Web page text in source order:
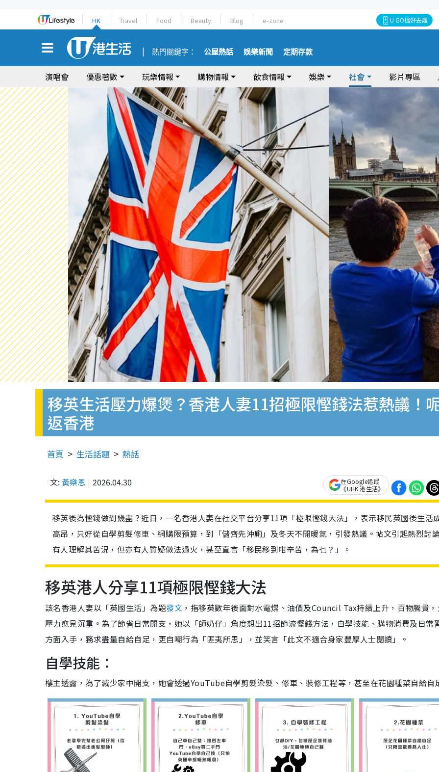
HK Travel Food Beauty Blog e-zone U GO搵好去處
熱門關鍵字： 公屋熱話 娛樂新聞 定期存款
演唱會 優惠著數 玩樂情報 購物情報 飲食情報 娛樂 社會 影片專區
移英生活壓力爆煲？香港人妻11招極限慳錢法惹熱議！
返香港
首頁 生活話題 熱話
文: 黃樂恩 2026.04.30
在Google追蹤
《UHK 港生活》
移英後為慳錢做到幾盡？近日，一名香港人妻在社交平台分享11項「極限慳錢大法」，表示移民英國後生活
高昂，只好從自學剪髮修車、網購限預算，到「儲齊先沖廁」及冬天不開暖氣，引發熱議。帖文引起熱烈討
有人理解其苦況，但亦有人質疑做法過火，甚至直言「移民移到咁辛苦，為乜？」。
移英港人分享11項極限慳錢大法
該名香港人妻以「英國生活」為題發文 ，指移英數年後面對水電煤、油價及Council Tax持續上升，百物騰貴
壓力愈見沉重。為了節省日常開支，她以「師奶仔」角度想出11招節流慳錢方法，自學技能、購物消費及日常
方面入手，務求盡量自給自足，更自嘲行為「匪夷所思」，並笑言「此文不適合身家豐厚人士閱讀」。
自學技能：
樓主透露，為了減少家中開支，她會透過YouTube自學剪髮染髮、修車、裝修工程等，甚至在花園種菜自給自